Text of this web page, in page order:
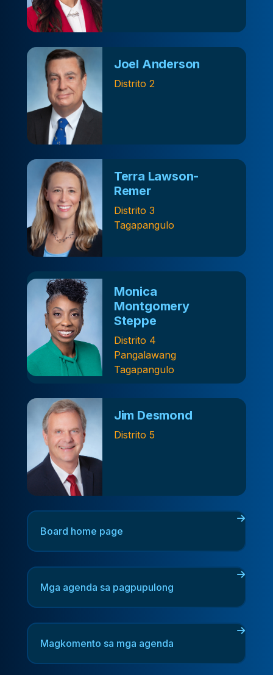
Joel Anderson
Distrito 2
Terra Lawson-
Remer
Distrito 3
Tagapangulo
Monica
Montgomery
Steppe
Distrito 4
Pangalawang
Tagapangulo
Jim Desmond
Distrito 5
Board home page
Mga agenda sa pagpupulong
Magkomento sa mga agenda